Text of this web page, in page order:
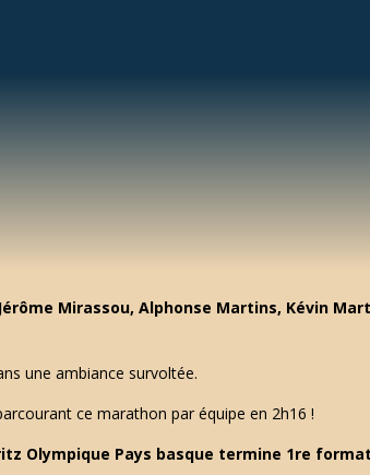
Jérôme Mirassou, Alphonse Martins, Kévin
une ambiance survoltée.
ce marathon par équipe en 2h16 !
Olympique Pays basque termine 1re